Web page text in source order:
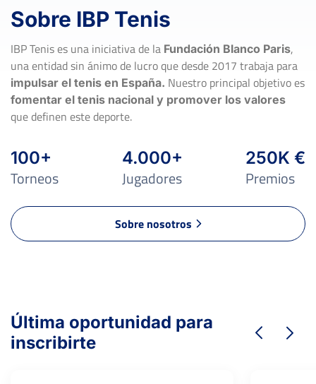
Sobre IBP Tenis
IBP Tenis es una iniciativa de la Fundación Blanco Paris,
una entidad sin ánimo de lucro que desde 2017 trabaja para
impulsar el tenis en España. Nuestro principal objetivo es
fomentar el tenis nacional y promover los valores
que definen este deporte.
100+
Torneos
4.000+
Jugadores
250K €
Premios
Sobre nosotros
Última oportunidad para
inscribirte